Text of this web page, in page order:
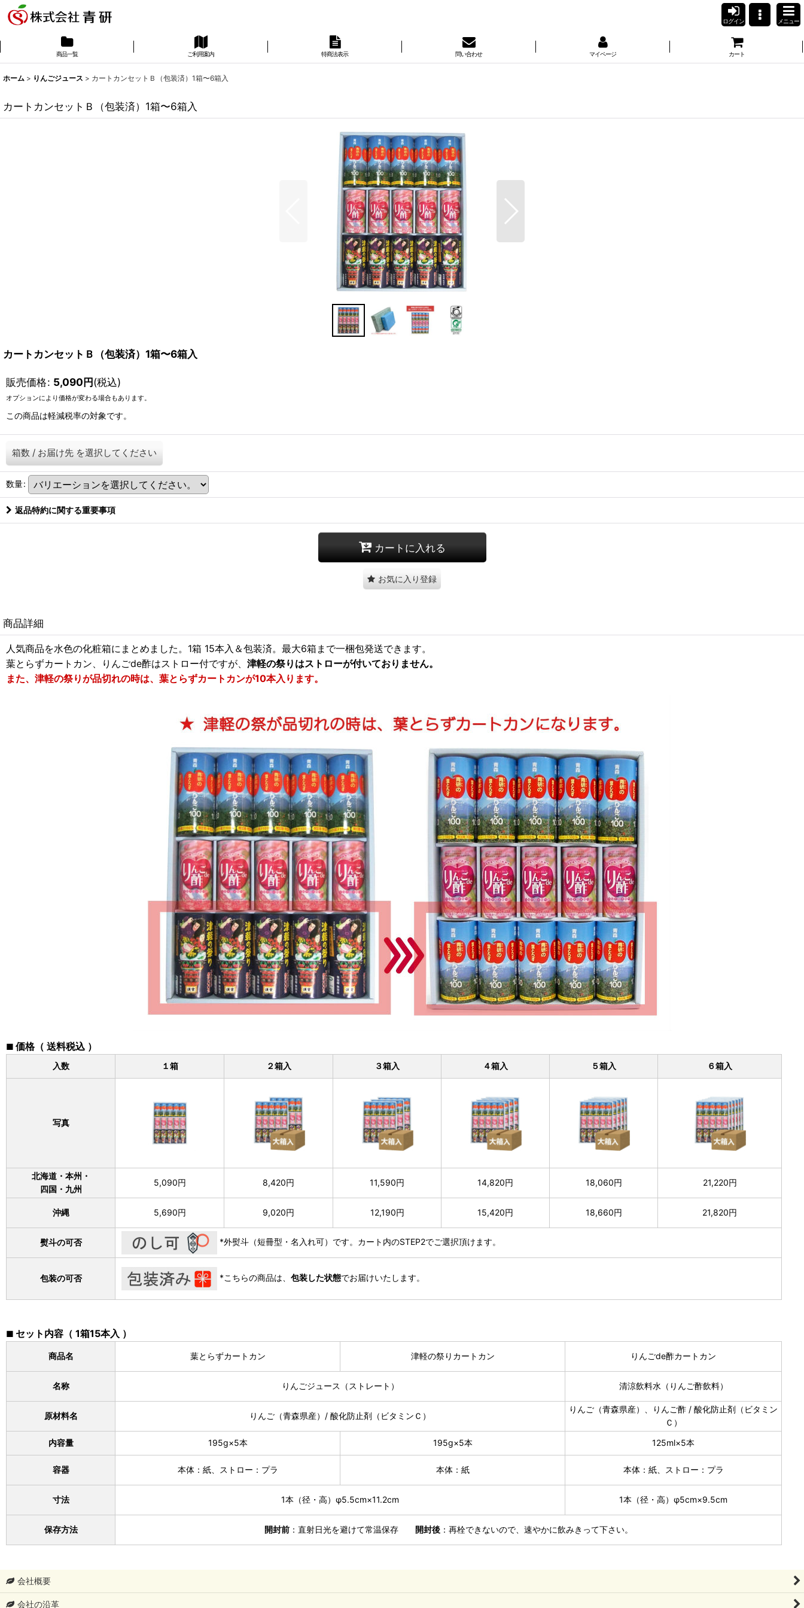
ログイン メニュー
商品一覧 ご利用案内 特商法表示 問い合わせ マイページ カート
ホーム > りんごジュース > カートカンセットＢ（包装済）1箱〜6箱入
カートカンセットＢ（包装済）1箱〜6箱入
カートカンセットＢ（包装済）1箱〜6箱入
販売価格: 5,090円(税込)
オプションにより価格が変わる場合もあります。
この商品は軽減税率の対象です。
箱数 / お届け先 を選択してください
数量:
返品特約に関する重要事項
カートに入れる
お気に入り登録
商品詳細
人気商品を水色の化粧箱にまとめました。1箱 15本入＆包装済。最大6箱まで一梱包発送できます。
葉とらずカートカン、りんごde酢はストロー付ですが、 津軽の祭りはストローが付いておりません。
また、津軽の祭りが品切れの時は、葉とらずカートカンが10本入ります。
■ 価格（ 送料税込 ）
入数 １箱 ２箱入 ３箱入 ４箱入 ５箱入 ６箱入
写真
北海道・本州・
四国・九州
5,090円 8,420円 11,590円 14,820円 18,060円 21,220円
沖縄 5,690円 9,020円 12,190円 15,420円 18,660円 21,820円
熨斗の可否 *外熨斗（短冊型・名入れ可）です。カート内のSTEP2でご選択頂けます。
包装の可否 *こちらの商品は、 包装した状態でお届けいたします。
■ セット内容（ 1箱15本入 ）
商品名 葉とらずカートカン 津軽の祭りカートカン りんごde酢カートカン
名称 りんごジュース（ストレート） 清涼飲料水（りんご酢飲料）
原材料名 りんご（青森県産）/ 酸化防止剤（ビタミンＣ）
りんご（青森県産）、りんご酢 / 酸化防止剤（ビタミン
Ｃ）
内容量
195g×5本 195g×5本 125ml×5本
容器 本体：紙、ストロー：プラ 本体：紙 本体：紙、ストロー：プラ
寸法 1本（径・高）φ5.5cm×11.2cm 1本（径・高）φ5cm×9.5cm
保存方法 開封前：直射日光を避けて常温保存 開封後：再栓できないので、速やかに飲みきって下さい。
会社概要
会社の沿革